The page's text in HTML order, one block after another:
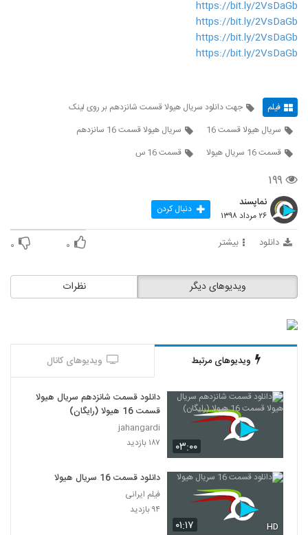
https://bit.ly/2VsDaGb
https://bit.ly/2VsDaGb
https://bit.ly/2VsDaGb
https://bit.ly/2VsDaGb
فیلم
جهت دانلود سریال هیولا قسمت شانزدهم بر روی لینک
سریال هیولا قسمت 16
سریال هیولا قسمت 16 سانزدهم
قسمت 16 سریال هیولا
قسمت 16 س
۱۹۹
نماپسند
۲۶ مرداد ۱۳۹۸ دنبال کردن
دانلود بیشتر ۰ ۰
نظرات ویدیوهای دیگر
ویدیوهای مرتبط ویدیوهای کانال
۰۳:۰۰
دانلود قسمت شانزدهم سریال هیولا
قسمت 16 هیولا (رایگان)
jahangardi
۱۸۷ بازدید
۰۱:۱۷ HD
دانلود قسمت 16 سریال هیولا
فیلم ایرانی
۹۴ بازدید